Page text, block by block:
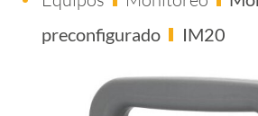
preconfigurado
IM20